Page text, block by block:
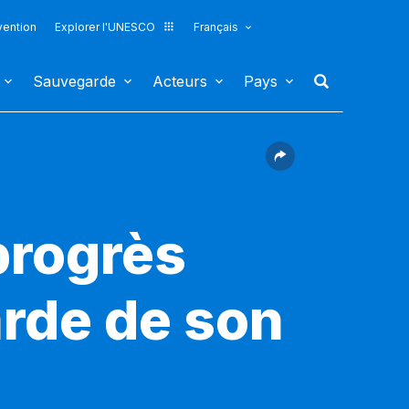
Explorer l'UNESCO
Français
Sauvegarde Acteurs Pays
de son